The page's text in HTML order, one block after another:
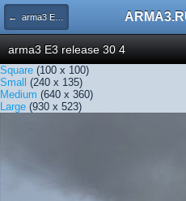
← arma3 E3 release 30 4
arma3 E3 release 30 4
Square (100 x 100)
Small (240 x 135)
Medium (640 x 360)
Large (930 x 523)